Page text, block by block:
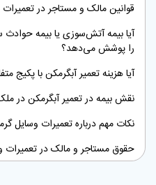
قوانین مالک و مستاجر در
آیا بیمه آتش‌سوزی یا بیمه حوادث
را پوشش می‌دهد؟
آیا هزینه تعمیر آبگرمکن با پکیج
نقش بیمه در تعمیر آبگرمکن در
نکات مهم درباره تعمیرات وسایل
حقوق مستاجر و مالک در تعمیرات